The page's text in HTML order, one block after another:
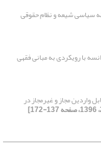
سیاسی شیعه و نظام حقوقی
با رویکردی به مبانی فقهی
واردین مجاز و غیرمجاز در